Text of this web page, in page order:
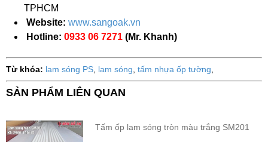
TPHCM
Website: www.sangoak.vn
Hotline: 0933 06 7271 (Mr. Khanh)
Từ khóa: lam sóng PS, lam sóng, tấm nhựa ốp tường,
SẢN PHẨM LIÊN QUAN
Tấm ốp lam sóng tròn màu trắng SM201